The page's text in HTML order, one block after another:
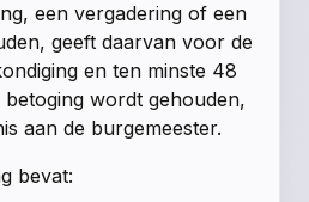
een vergadering of een
geeft daarvan voor de
en ten minste 48
wordt gehouden,
aan de burgemeester.
bevat: